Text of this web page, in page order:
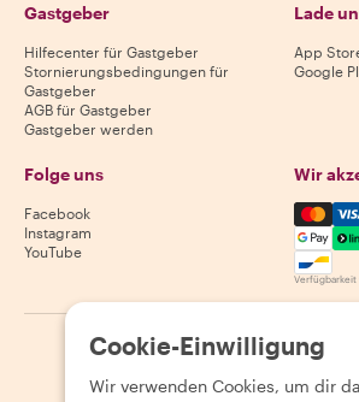
Gastgeber
Hilfecenter für Gastgeber
Stornierungsbedingungen für
Gastgeber
AGB für Gastgeber
Gastgeber werden
Lade
App
Google
Folge uns
Facebook
Instagram
YouTube
Wir
Verfügbarkeit
2026 Withlocals.com |
Seitenübersicht
Cookie-Einwilligung
Wir verwenden Cookies, um dir